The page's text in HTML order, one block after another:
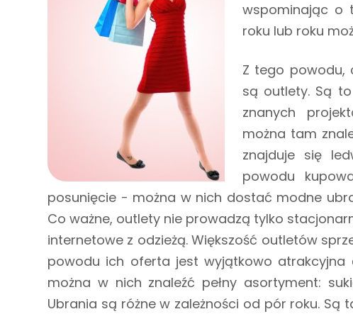
wspominając o
roku lub roku
Z tego powodu,
są outlety. Są
znanych
można tam
znajduje się
powodu
posunięcie - można w nich dostać modne
Co ważne, outlety nie prowadzą tylko
internetowe z odzieżą. Większość outletów
powodu ich oferta jest wyjątkowo atrakcyjna
można w nich znaleźć pełny asortyment:
Ubrania są różne w zależności od pór roku. Są